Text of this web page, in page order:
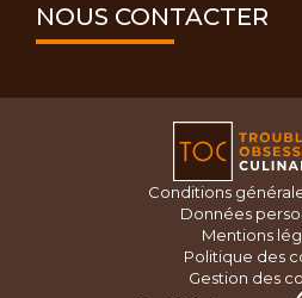
NOUS CONTACTER
Conditions
Données
Mentions
Politique des
Gestion des